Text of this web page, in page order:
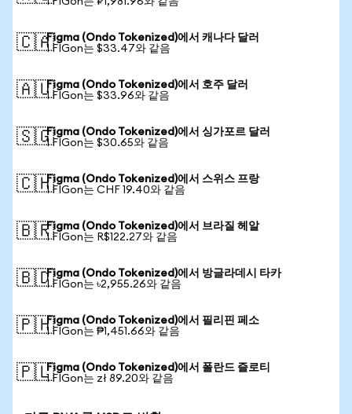
🇨🇦Figma (Ondo Tokenized)에서 캐나다 달러
1 FIGon는 $33.47와 같음
🇦🇺Figma (Ondo Tokenized)에서 호주 달러
1 FIGon는 $33.96와 같음
🇸🇬Figma (Ondo Tokenized)에서 싱가포르 달러
1 FIGon는 $30.65와 같음
🇨🇭Figma (Ondo Tokenized)에서 스위스 프랑
1 FIGon는 CHF 19.40와 같음
🇧🇷Figma (Ondo Tokenized)에서 브라질 헤알
1 FIGon는 R$122.27와 같음
🇧🇩Figma (Ondo Tokenized)에서 방글라데시 타카
1 FIGon는 ৳2,955.26와 같음
🇵🇭Figma (Ondo Tokenized)에서 필리핀 페소
1 FIGon는 ₱1,451.66와 같음
🇵🇱Figma (Ondo Tokenized)에서 폴란드 즐로티
1 FIGon는 zł 89.20와 같음